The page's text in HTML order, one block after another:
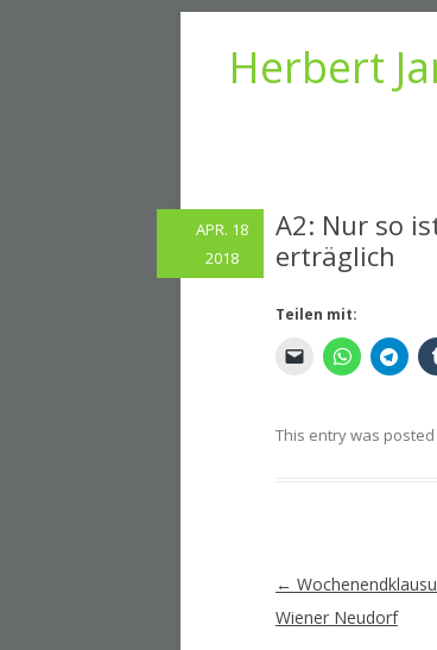
Herbert
A2: Nur so
erträglich
Teilen mit:
This entry was posted
APR. 18
2018
Artikel-
Navigation
←
Wiener Neudorf